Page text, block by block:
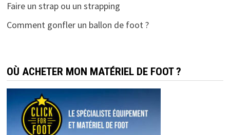
Faire un strap ou un strapping
Comment gonfler un ballon de foot ?
OÙ ACHETER MON MATÉRIEL DE FOOT ?